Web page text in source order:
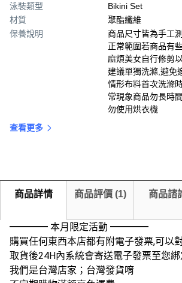
泳裝類型
Bikini Set
材質
聚酯纖維
保養說明
商品尺寸皆為手工
正常範圍若商品有
麻煩美女自行修剪
建議單獨洗滌,避免
情形布料首次洗滌
常現象商品勿長時
勿使用烘衣機
查看更多
商品詳情 商品評價 (1) 商品諮
━━━━ 本月限定活動 ━━━━
購買任何東西本店都有附電子發票,可以
取貨後24H內系統會寄送電子發票至您
我們是台灣店家；台灣發貨唷